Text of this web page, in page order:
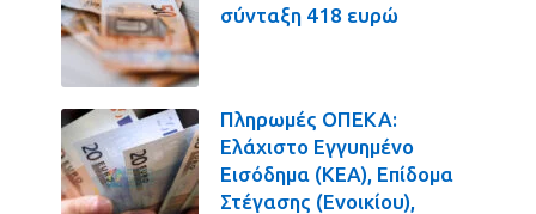
σύνταξη 418 ευρώ
Πληρωμές ΟΠΕΚΑ:
Ελάχιστο Εγγυημένο
Εισόδημα (ΚΕΑ), Επίδομα
Στέγασης (Ενοικίου),